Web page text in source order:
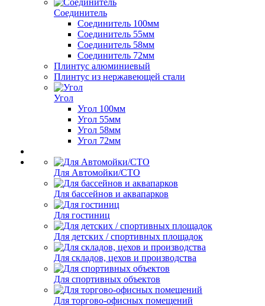
Соединитель
Соединитель 100мм
Соединитель 55мм
Соединитель 58мм
Соединитель 72мм
Плинтус алюминиевый
Плинтус из нержавеющей стали
Угол
Угол 100мм
Угол 55мм
Угол 58мм
Угол 72мм
Для Автомойки/СТО
Для бассейнов и аквапарков
Для гостиниц
Для детских / спортивных площадок
Для складов, цехов и производства
Для спортивных объектов
Для торгово-офисных помещений